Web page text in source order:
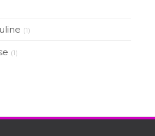
(1)
(1)